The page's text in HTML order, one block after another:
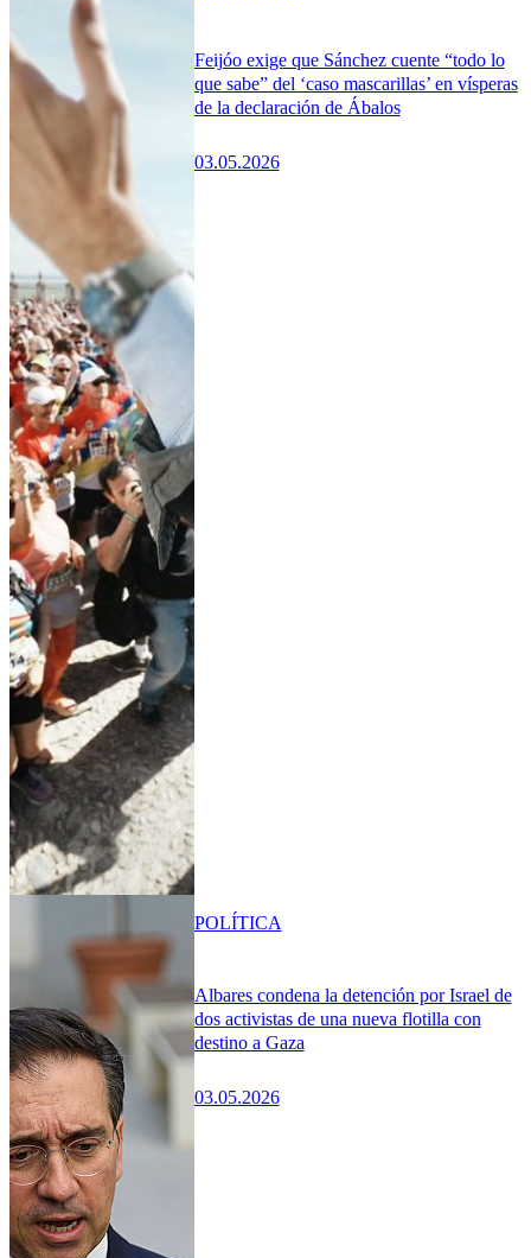
Feijóo exige que Sánchez cuente “todo lo
que sabe” del ‘caso mascarillas’ en vísperas
de la declaración de Ábalos
03.05.2026
Albares condena la detención por Israel de
dos activistas de una nueva flotilla con
destino a Gaza
03.05.2026
POLÍTICA